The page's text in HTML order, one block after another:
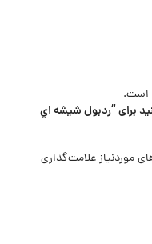
است.
برای “ردبول شيشه اي
موردنیاز علامت‌گذاری